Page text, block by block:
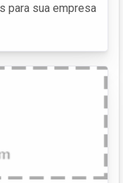
para sua empresa